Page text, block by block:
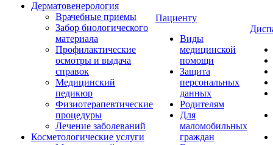
Дерматовенерология
Врачебные приемы
Забор биологического
материала
Профилактические
осмотры и выдача
справок
Медицинский
педикюр
Физиотерапевтические
процедуры
Лечение заболеваний
Косметологические услуги
Пациенту
Виды
медицинской
помощи
Защита
персональных
данных
Родителям
Для
маломобильных
граждан